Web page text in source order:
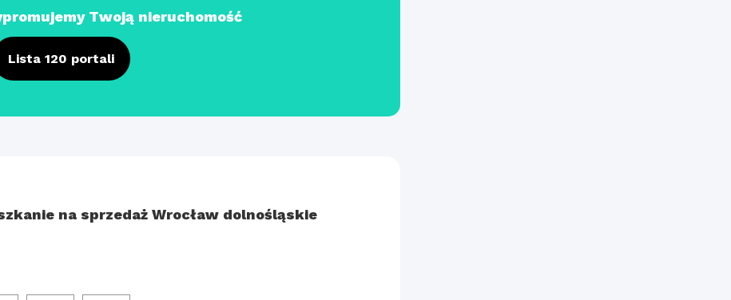
Twoją nieruchomość
Lista 120 portali
na sprzedaż Wrocław dolnośląskie